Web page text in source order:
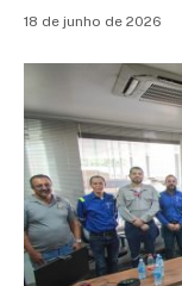
18 de junho de 2026